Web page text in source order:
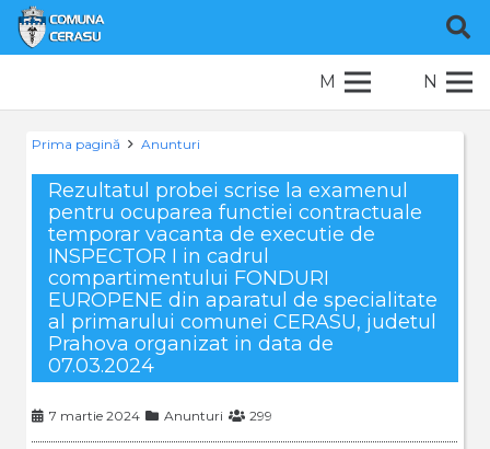
M N
Prima pagină Anunturi
Rezultatul probei scrise la examenul
pentru ocuparea functiei contractuale
temporar vacanta de executie de
INSPECTOR I in cadrul
compartimentului FONDURI
EUROPENE din aparatul de specialitate
al primarului comunei CERASU, judetul
Prahova organizat in data de
07.03.2024
7 martie 2024 Anunturi 299